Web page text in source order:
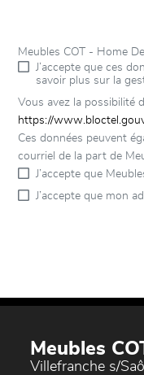
Meubles COT - Home
J’accepte que ces
savoir plus sur la
Vous avez la possibilité
https://
Ces données peuvent
courriel de la part de
J’accepte que
J’accepte que mon
Meubles
Villefranche s/